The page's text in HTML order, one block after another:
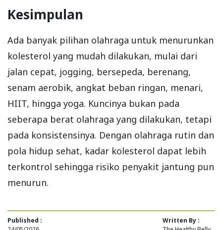
Kesimpulan
Ada banyak pilihan olahraga untuk menurunkan
kolesterol yang mudah dilakukan, mulai dari
jalan cepat, jogging, bersepeda, berenang,
senam aerobik, angkat beban ringan, menari,
HIIT, hingga yoga. Kuncinya bukan pada
seberapa berat olahraga yang dilakukan, tetapi
pada konsistensinya. Dengan olahraga rutin dan
pola hidup sehat, kadar kolesterol dapat lebih
terkontrol sehingga risiko penyakit jantung pun
menurun.
Published :
Written By :